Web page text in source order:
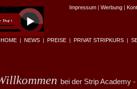
Impressum | Werbung |
HOME| NEWS| PREISE| PRIVAT STRIPKURS|
bei der Strip Academy